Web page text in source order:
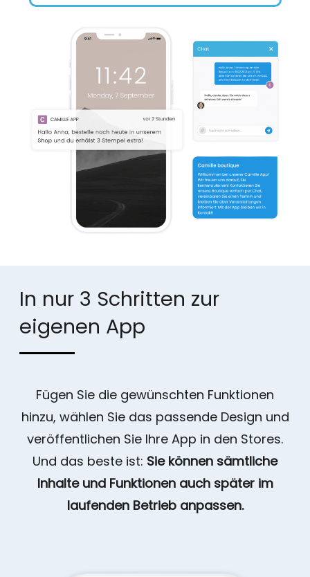
In nur 3 Schritten zur
eigenen App
Fügen Sie die gewünschten Funktionen
hinzu, wählen Sie das passende Design und
veröffentlichen Sie Ihre App in den Stores.
Und das beste ist: Sie können sämtliche
Inhalte und Funktionen auch später im
laufenden Betrieb anpassen.